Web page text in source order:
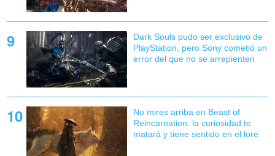
Dark Souls pudo ser exclusivo de
PlayStation, pero Sony cometió un
error del que no se arrepienten
No mires arriba en Beast of
Reincarnation: la curiosidad te
matará y tiene sentido en el lore